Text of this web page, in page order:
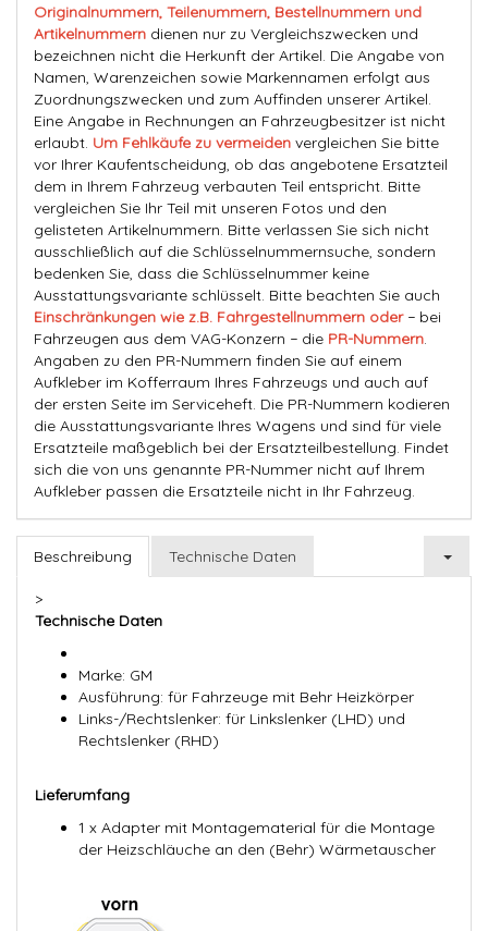
Originalnummern, Teilenummern, Bestellnummern und
Artikelnummern dienen nur zu Vergleichszwecken und
bezeichnen nicht die Herkunft der Artikel. Die Angabe von
Namen, Warenzeichen sowie Markennamen erfolgt aus
Zuordnungszwecken und zum Auffinden unserer Artikel.
Eine Angabe in Rechnungen an Fahrzeugbesitzer ist nicht
erlaubt. Um Fehlkäufe zu vermeiden vergleichen Sie bitte
vor Ihrer Kaufentscheidung, ob das angebotene Ersatzteil
dem in Ihrem Fahrzeug verbauten Teil entspricht. Bitte
vergleichen Sie Ihr Teil mit unseren Fotos und den
gelisteten Artikelnummern. Bitte verlassen Sie sich nicht
ausschließlich auf die Schlüsselnummernsuche, sondern
bedenken Sie, dass die Schlüsselnummer keine
Ausstattungsvariante schlüsselt. Bitte beachten Sie auch
Einschränkungen wie z.B. Fahrgestellnummern oder− bei
Fahrzeugen aus dem VAG-Konzern − die PR-Nummern
Angaben zu den PR-Nummern finden Sie auf einem
Aufkleber im Kofferraum Ihres Fahrzeugs und auch auf
der ersten Seite im Serviceheft. Die PR-Nummern kodieren
die Ausstattungsvariante Ihres Wagens und sind für viele
Ersatzteile maßgeblich bei der Ersatzteilbestellung. Findet
sich die von uns genannte PR-Nummer nicht auf Ihrem
Aufkleber passen die Ersatzteile nicht in Ihr Fahrzeug.
Beschreibung Technische Daten
>
Technische Daten
Marke: GM
Ausführung: für Fahrzeuge mit Behr Heizkörper
Links-/Rechtslenker: für Linkslenker (LHD) und
Rechtslenker (RHD)
Lieferumfang
1 x Adapter mit Montagematerial für die Montage
der Heizschläuche an den (Behr) Wärmetauscher